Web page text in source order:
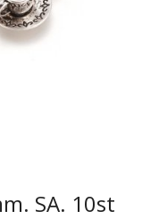
SA. 10st